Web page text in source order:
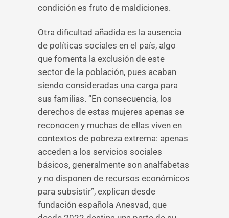
condición es fruto de maldiciones.
Otra dificultad añadida es la ausencia
de políticas sociales en el país, algo
que fomenta la exclusión de este
sector de la población, pues acaban
siendo consideradas una carga para
sus familias. “En consecuencia, los
derechos de estas mujeres apenas se
reconocen y muchas de ellas viven en
contextos de pobreza extrema: apenas
acceden a los servicios sociales
básicos, generalmente son analfabetas
y no disponen de recursos económicos
para subsistir”, explican desde
fundación española Anesvad, que